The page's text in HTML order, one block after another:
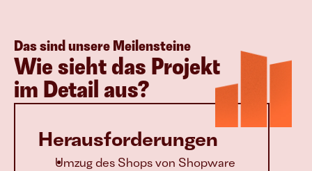
Das sind unsere Meilensteine
Wie sieht das Projekt
im Detail aus?
Herausforderungen
Umzug des Shops von Shopware